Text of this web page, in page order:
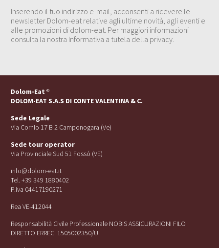
Inserendo il tuo indirizzo e-mail, acconsenti a ricevere le
newsletter Dolom-eat relative agli ultime novità, agli eventi e
alle promozioni di dolom-eat. Per maggiori informazioni
consulta la nostra Informativa a tutela della privacy.
Dolom-Eat ®
DOLOM-EAT S.A.S DI CONTE VALENTINA & C.
Sede Legale
Via Cornio 17 B 2 Camponogara (Ve)
Sede tour operator
Via Provinciale Sud 51 Fossó (VE)
info@dolom-eat.it
Tel. +39 349 1880402
P.iva 04417190271
Rea VE-412044
Responsabilità Civile Professionale NOBIS ASSICURAZIONI FILO
DIRETTO ERRECI 1505002350/U